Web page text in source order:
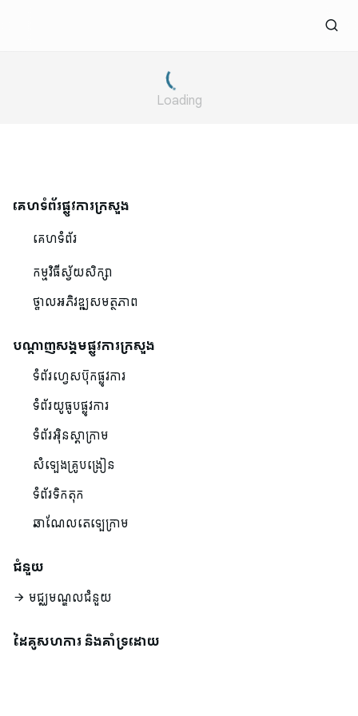
Loading
គេហទំព័រផ្លូវការក្រសួង
គេហទំព័រ
កម្មវិធីស្វ័យសិក្សា
ថ្នាលអភិវឌ្ឍសមត្ថភាព
បណ្ដាញសង្គមផ្លូវការក្រសួង
ទំព័រហ្វេសប៊ុកផ្លូវការ
ទំព័រយូធូបផ្លូវការ
ទំព័រអ៊ិនស្តាក្រាម
សំឡេងគ្រូបង្រៀន
ទំព័រទិកតុក
ឆាណែលតេឡេក្រាម
ជំនួយ
មជ្ឈមណ្ឌលជំនួយ
ដៃគូសហការ និងគាំទ្រដោយ